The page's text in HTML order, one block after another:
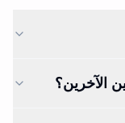
الآخرين؟